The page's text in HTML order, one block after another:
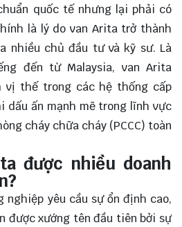
quốc tế nhưng lại phải có
là lý do van Arita trở thành
nhiều chủ đầu tư và kỹ sư. Là
đến từ Malaysia, van Arita
vị thế trong các hệ thống cấp
dấu ấn mạnh mẽ trong lĩnh vực
cháy chữa cháy (PCCC) toàn
được nhiều doanh
nghiệp yêu cầu sự ổn định cao,
được xướng tên đầu tiên bởi sự